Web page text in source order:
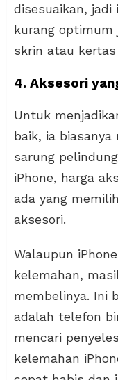
disesuaikan, jadi
kurang optimum
skrin atau kertas
4. Aksesori
Untuk
baik, ia
sarung
iPhone, harga
ada yang
aksesori.
Walaupun
kelemahan,
membelinya. Ini
adalah telefon
mencari
kelemahan